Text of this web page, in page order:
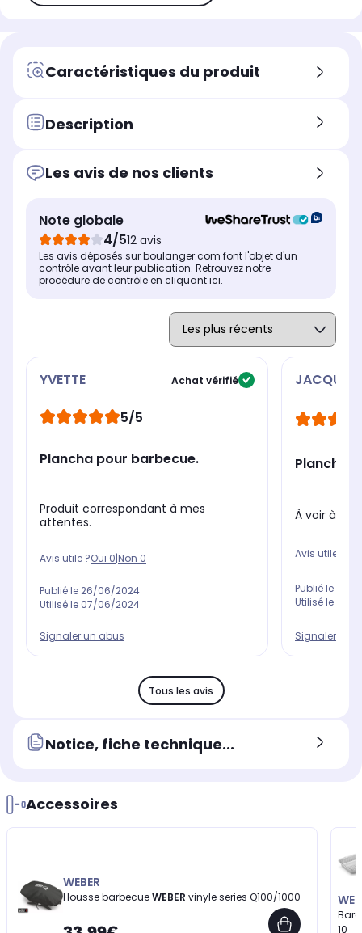
Caractéristiques du produit
Description
Les avis de nos clients
Note globale
4/512 avis
Les avis déposés sur boulanger.com font l'objet d'un
contrôle avant leur publication. Retrouvez notre
procédure de contrôleen cliquant ici.
YVETTE Achat vérifié
5/5
Plancha pour barbecue.
Produit correspondant à mes
attentes.
Avis utile ?Oui 0|Non 0
Publié le 26/06/2024
Utilisé le 07/06/2024
Signaler un abus
JACQUES
Plancha
À voir à
Avis utile ?
Publié le
Utilisé le
Signaler un
Tous les avis
Notice, fiche technique...
Accessoires
WEBER
Housse barbecueWEBER vinyle series Q100/1000
10